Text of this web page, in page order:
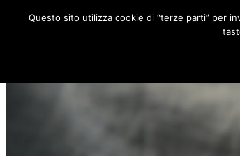
Questo sito utilizza cookie di “terze parti” per